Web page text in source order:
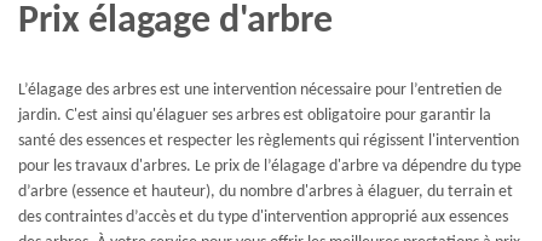
Prix élagage d'arbre
L’élagage des arbres est une intervention nécessaire pour l’entretien de
jardin. C'est ainsi qu'élaguer ses arbres est obligatoire pour garantir la
santé des essences et respecter les règlements qui régissent l'intervention
pour les travaux d'arbres. Le prix de l’élagage d'arbre va dépendre du type
d’arbre (essence et hauteur), du nombre d'arbres à élaguer, du terrain et
des contraintes d’accès et du type d'intervention approprié aux essences